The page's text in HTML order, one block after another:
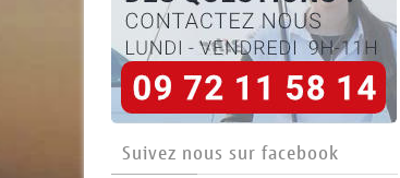
Suivez nous sur facebook